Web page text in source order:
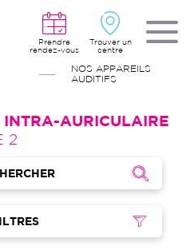
Prendre
rendez-vous
Trouver un
centre
NOS APPAREILS
AUDITIFS
INTRA-AURICULAIRE
2